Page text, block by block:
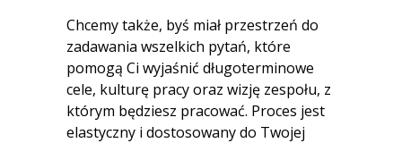
Chcemy także, byś miał przestrzeń do
zadawania wszelkich pytań, które
pomogą Ci wyjaśnić długoterminowe
cele, kulturę pracy oraz wizję zespołu, z
którym będziesz pracować. Proces jest
elastyczny i dostosowany do Twojej